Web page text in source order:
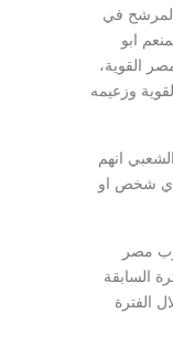
في
2014 وعبد المنعم ابو
القوية،
وزعيمه
انهم
أي شخص او
مصر
السابقة
الفترة